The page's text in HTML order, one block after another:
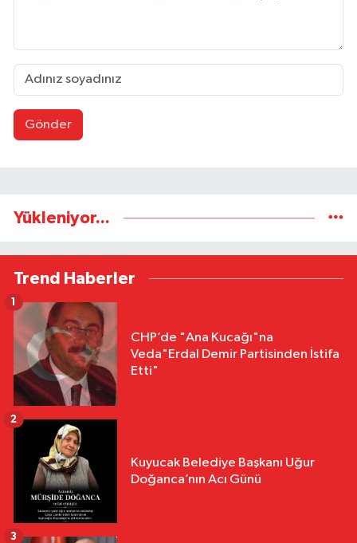
Gönder
Yükleniyor...
Trend Haberler
CHP’de "Ana Kucağı"na
Veda"Erdal Demir Partisinden İstifa
Etti"
1
Kuyucak Belediye Başkanı Uğur
Doğanca’nın Acı Günü
2
3